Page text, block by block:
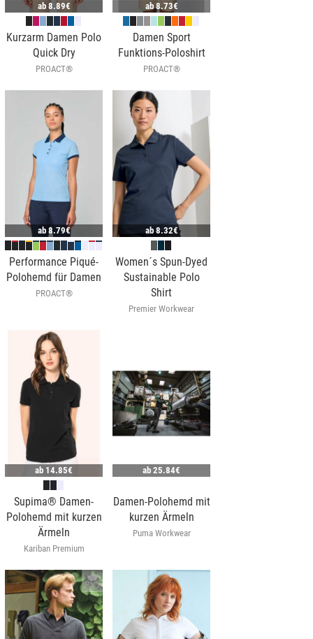
ab 8.89€
Kurzarm Damen Polo
Quick Dry
PROACT®
ab8.73€
Damen Sport
Funktions-Poloshirt
PROACT®
ab 8.79€
Performance Piqué-
Polohemd für Damen
PROACT®
ab8.32€
Women´s Spun-Dyed
Sustainable Polo
Shirt
Premier Workwear
ab 14.85€
Supima® Damen-
Polohemd mit kurzen
Ärmeln
Kariban Premium
ab 25.84€
Damen-Polohemd mit
kurzen Ärmeln
Puma Workwear